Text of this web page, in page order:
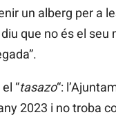
un alberg per a
que no és el seu
“tasazo“:
2023 i no troba